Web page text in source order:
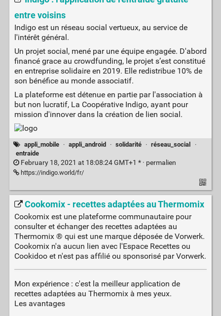
entre voisins
Indigo est un réseau social vertueux, au service de
l'intérêt général.
Un projet social, mené par une équipe engagée. D'abord
financé grace au crowdfunding, le projet s’est constitué
en entreprise solidaire en 2019. Elle redistribue 10% de
son bénéfice au monde associatif.
La plateforme est détenue en partie par l'association à
but non lucratif, La Coopérative Indigo, ayant pour
mission d'innover dans la création de lien social.
appli_mobile · appli_android · solidarité · réseau_social
·
entraide
February 18, 2021 at 18:08:24 GMT+1 * · permalien
https://indigo.world/fr/
Cookomix - recettes adaptées au Thermomix
Cookomix est une plateforme communautaire pour
consulter et échanger des recettes adaptées au
Thermomix ® qui est une marque déposée de Vorwerk.
Cookomix n'a aucun lien avec l'Espace Recettes ou
Cookidoo et n'est pas affilié ou sponsorisé par Vorwerk.
Mon expérience : c'est la meilleur application de
recettes adaptées au Thermomix à mes yeux.
Les avantages